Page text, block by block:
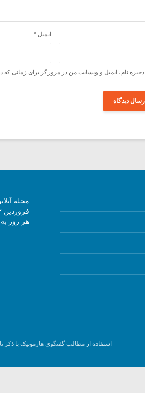
ایمیل *
ذخیره نام، ایمیل و وبسایت من در مرورگر برای زمانی که
هر روز
استفاده از مطالب گفتگوی هارمونیک با